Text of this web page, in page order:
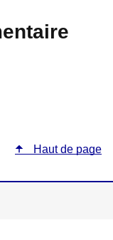
fenêtrefenêtre
In - nouvelle
par email - nouvelle
Copier le lien dans le
Haut de page